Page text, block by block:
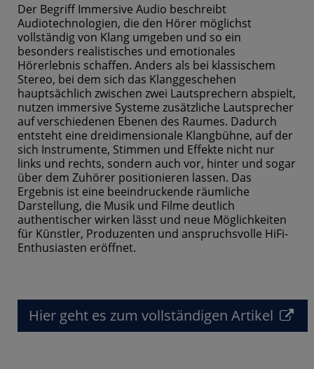
Der Begriff Immersive Audio beschreibt
Audiotechnologien, die den Hörer möglichst
vollständig von Klang umgeben und so ein
besonders realistisches und emotionales
Hörerlebnis schaffen. Anders als bei klassischem
Stereo, bei dem sich das Klanggeschehen
hauptsächlich zwischen zwei Lautsprechern abspielt,
nutzen immersive Systeme zusätzliche Lautsprecher
auf verschiedenen Ebenen des Raumes. Dadurch
entsteht eine dreidimensionale Klangbühne, auf der
sich Instrumente, Stimmen und Effekte nicht nur
links und rechts, sondern auch vor, hinter und sogar
über dem Zuhörer positionieren lassen. Das
Ergebnis ist eine beeindruckende räumliche
Darstellung, die Musik und Filme deutlich
authentischer wirken lässt und neue Möglichkeiten
für Künstler, Produzenten und anspruchsvolle HiFi-
Enthusiasten eröffnet.
Hier geht es zum vollständigen Artikel